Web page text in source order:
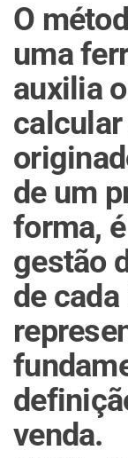
O
uma
auxilia
de um
forma,
gestão
de
venda.